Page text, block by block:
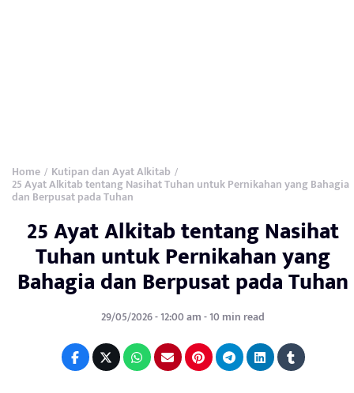
Home / Kutipan dan Ayat Alkitab /
25 Ayat Alkitab tentang Nasihat Tuhan untuk Pernikahan yang Bahagia
dan Berpusat pada Tuhan
25 Ayat Alkitab tentang Nasihat
Tuhan untuk Pernikahan yang
Bahagia dan Berpusat pada Tuhan
29/05/2026 - 12:00 am - 10 min read